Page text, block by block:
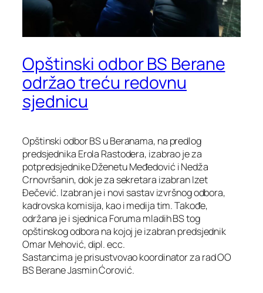
Opštinski odbor BS Berane
održao treću redovnu
sjednicu
Opštinski odbor BS u Beranama, na predlog
predsjednika Erola Rastodera, izabrao je za
potpredsjednike Dženetu Međedović i Nedža
Crnovršanin, dok je za sekretara izabran Izet
Đečević. Izabran je i novi sastav izvršnog odbora,
kadrovska komisija, kao i medija tim. Takođe,
održana je i sjednica Foruma mladih BS tog
opštinskog odbora na kojoj je izabran predsjednik
Omar Mehović, dipl. ecc.
Sastancima je prisustvovao koordinator za rad OO
BS Berane Jasmin Ćorović.